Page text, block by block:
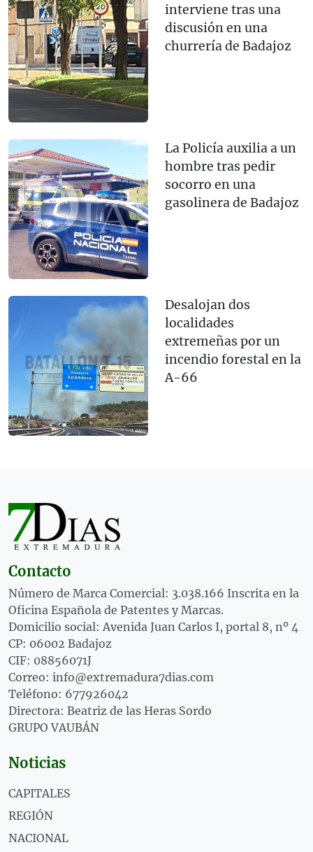
interviene tras una
discusión en una
churrería de Badajoz
La Policía auxilia a un
hombre tras pedir
socorro en una
gasolinera de Badajoz
Desalojan dos
localidades
extremeñas por un
incendio forestal en la
A-66
Contacto
Número de Marca Comercial: 3.038.166 Inscrita en la
Oficina Española de Patentes y Marcas.
Domicilio social: Avenida Juan Carlos I, portal 8, nº 4
CP: 06002 Badajoz
CIF: 08856071J
Correo: info@extremadura7dias.com
Teléfono: 677926042
Directora: Beatriz de las Heras Sordo
GRUPO VAUBÁN
Noticias
CAPITALES
REGIÓN
NACIONAL